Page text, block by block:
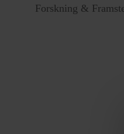
Forskning &